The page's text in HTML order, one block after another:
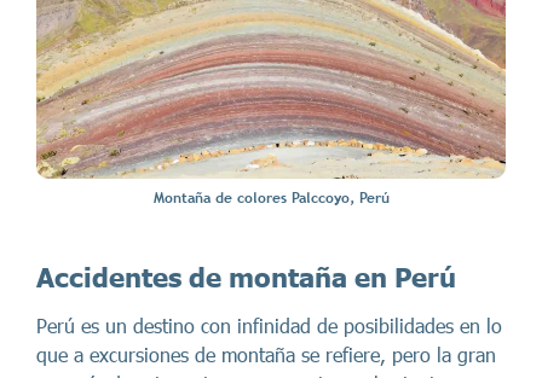
Montaña de colores Palccoyo, Perú
Accidentes de montaña en Perú
Perú es un destino con infinidad de posibilidades en lo
que a excursiones de montaña se refiere, pero la gran